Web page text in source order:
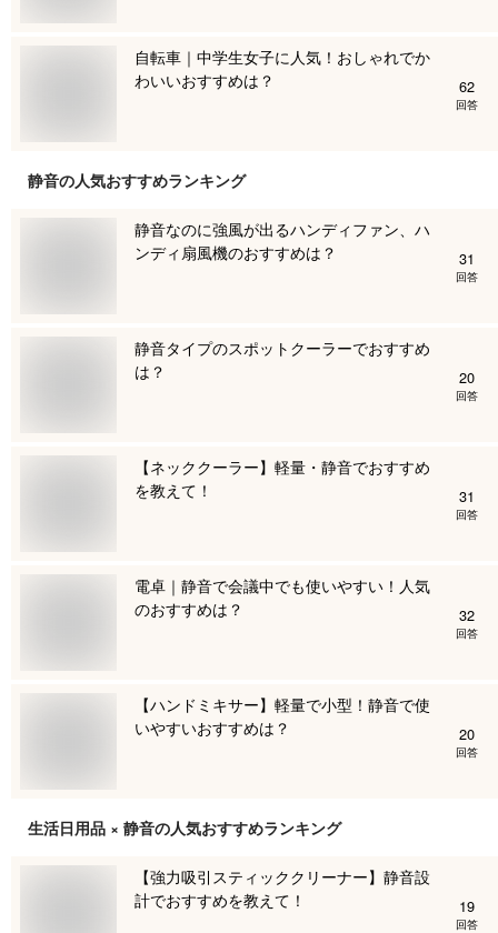
自転車｜中学生女子に人気！おしゃれでか
わいいおすすめは？
62
回答
静音の人気おすすめランキング
静音なのに強風が出るハンディファン、ハ
ンディ扇風機のおすすめは？
31
回答
静音タイプのスポットクーラーでおすすめ
は？
20
回答
【ネッククーラー】軽量・静音でおすすめ
を教えて！
31
回答
電卓｜静音で会議中でも使いやすい！人気
のおすすめは？
32
回答
【ハンドミキサー】軽量で小型！静音で使
いやすいおすすめは？
20
回答
生活日用品 × 静音の人気おすすめランキング
【強力吸引スティッククリーナー】静音設
計でおすすめを教えて！
19
回答